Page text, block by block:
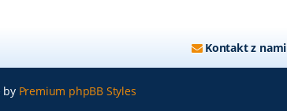
Kontakt z nami
by Premium phpBB Styles